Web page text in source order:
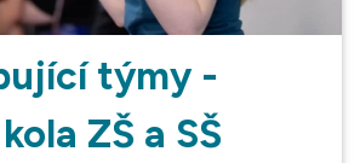
týmy -
ZŠ a SŠ